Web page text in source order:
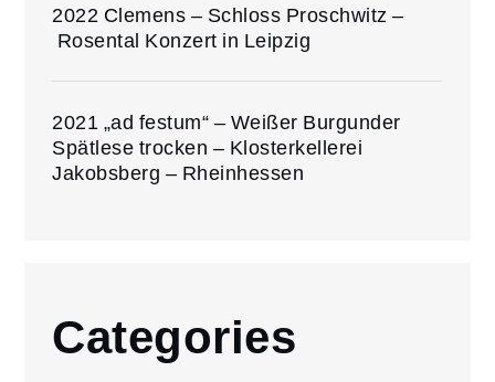
2022 Clemens – Schloss Proschwitz –
Rosental Konzert in Leipzig
2021 „ad festum“ – Weißer Burgunder
Spätlese trocken – Klosterkellerei
Jakobsberg – Rheinhessen
Categories